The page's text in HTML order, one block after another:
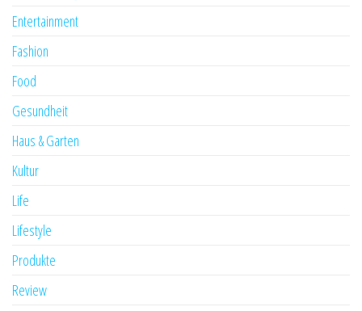
Entertainment
Fashion
Food
Gesundheit
Haus & Garten
Kultur
Life
Lifestyle
Produkte
Review